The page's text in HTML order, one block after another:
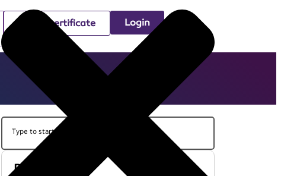
Check certificate Login
Recent Posts